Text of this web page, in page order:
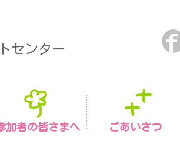
センター
加者の皆さまへ ごあいさつ